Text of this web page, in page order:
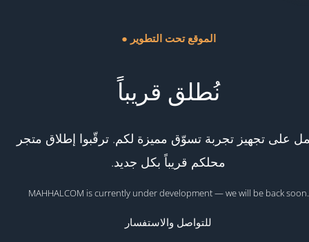
● الموقع تحت التطوير
نُطلق قريباً
على تجهيز تجربة تسوّق مميزة لكم. ترقّبوا إطلاق متجر
محلكم قريباً بكل جديد.
MAHHALCOM is currently under development — we will be back soon.
للتواصل والاستفسار